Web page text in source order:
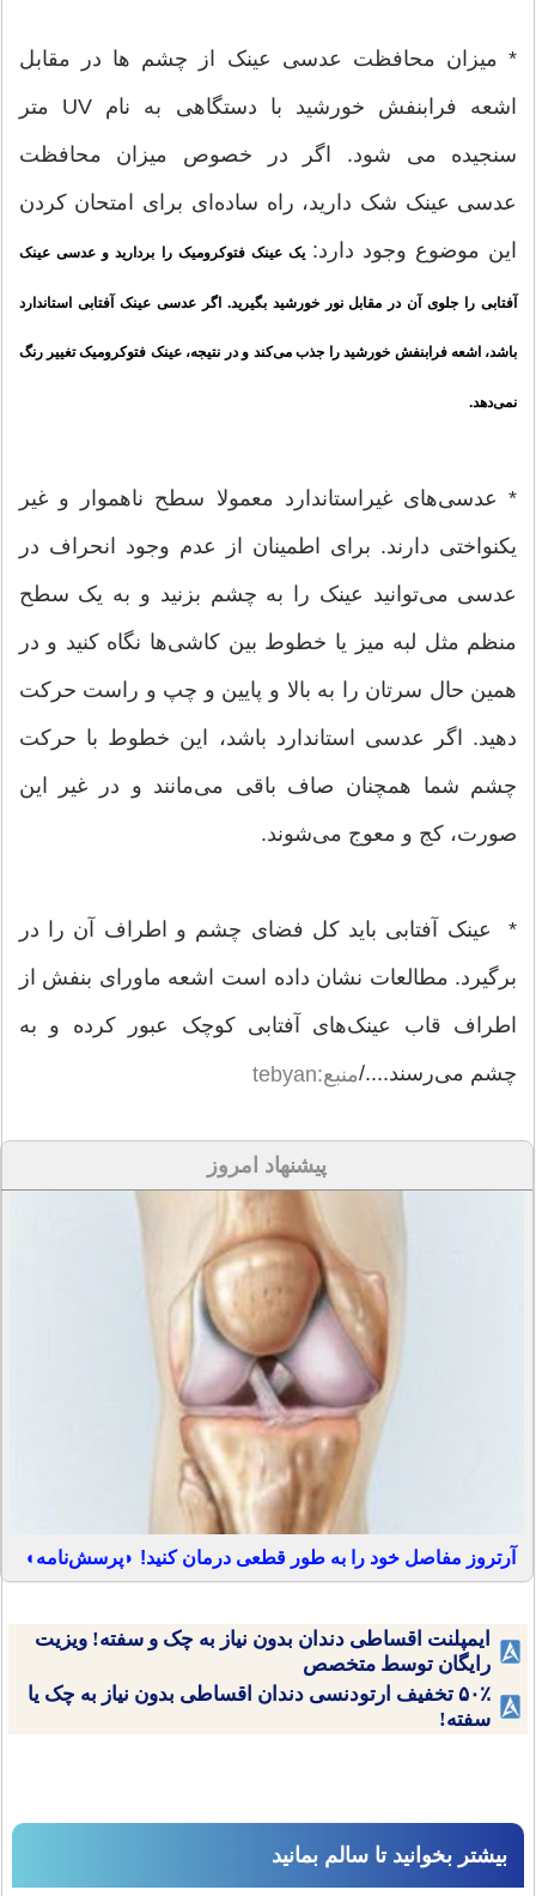
* میزان محافظت عدسی عینک از چشم ها در مقابل
اشعه فرابنفش خورشید با دستگاهی به نام UV متر
سنجیده می شود. اگر در خصوص میزان محافظت
عدسی عینک شک دارید، راه ساده‌ای برای امتحان کردن
این موضوع وجود دارد: یک عینک فتوکرومیک را بردارید و عدسی عینک
آفتابی را جلوی آن در مقابل نور خورشید بگیرید. اگر عدسی عینک آفتابی استاندارد
باشد، اشعه فرابنفش خورشید را جذب می‌کند و در نتیجه، عینک فتوکرومیک تغییر رنگ
نمی‌دهد.
* عدسی‌های غیراستاندارد معمولا سطح ناهموار و غیر
یکنواختی دارند. برای اطمینان از عدم وجود انحراف در
عدسی می‌توانید عینک را به چشم بزنید و به یک سطح
منظم مثل لبه میز یا خطوط بین کاشی‌ها نگاه کنید و در
همین حال سرتان را به بالا و پایین و چپ و راست حرکت
دهید. اگر عدسی استاندارد باشد، این خطوط با حرکت
چشم شما همچنان صاف باقی می‌مانند و در غیر این
صورت، کج و معوج می‌شوند.
* عینک آفتابی باید کل فضای چشم و اطراف آن را در
برگیرد. مطالعات نشان داده است اشعه ماورای بنفش از
اطراف قاب عینک‌های آفتابی کوچک عبور کرده و به
چشم می‌رسند..../منبع:tebyan
پیشنهاد امروز
آرتروز مفاصل خود را به طور قطعی درمان کنید! ◗پرسش‌نامه◖
ایمپلنت اقساطی دندان بدون نیاز به چک و سفته! ویزیت
رایگان توسط متخصص
۵۰٪ تخفیف ارتودنسی دندان اقساطی بدون نیاز به چک یا
سفته!
بیشتر بخوانید تا سالم بمانید